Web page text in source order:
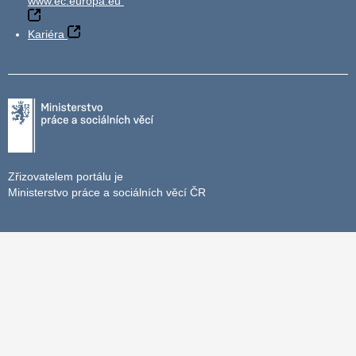
Kariéra
Zřizovatelem portálu je
Ministerstvo práce a sociálních věcí ČR